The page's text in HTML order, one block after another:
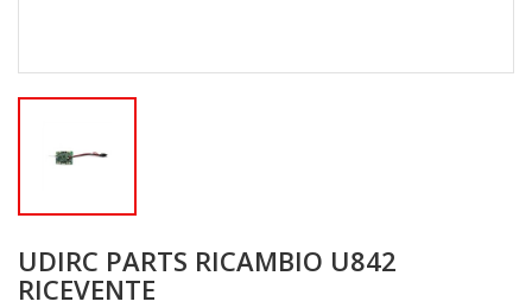
UDIRC PARTS RICAMBIO U842
RICEVENTE